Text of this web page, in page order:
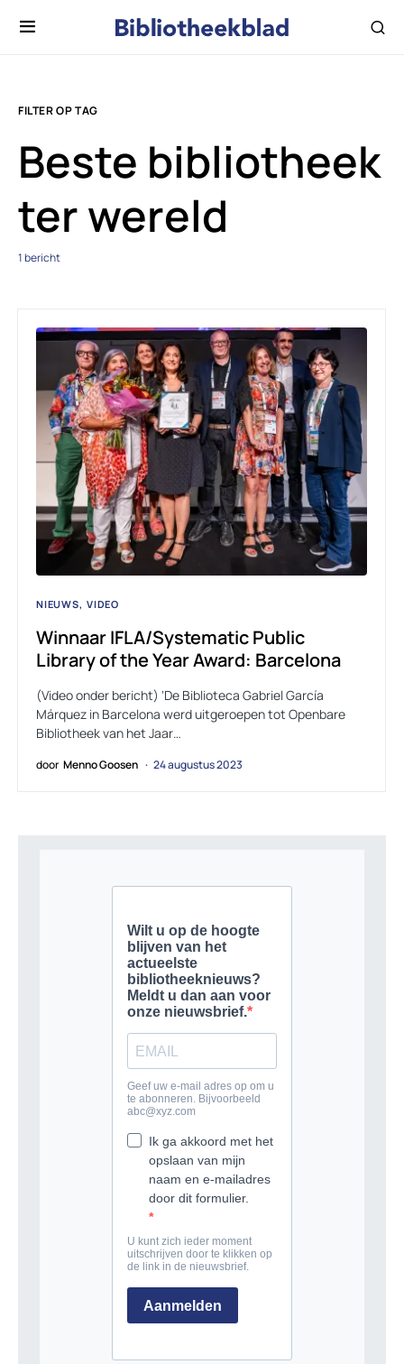
FILTER OP TAG
Beste bibliotheek
ter wereld
1 bericht
NIEUWS VIDEO
Winnaar IFLA/Systematic Public
Library of the Year Award: Barcelona
(Video onder bericht) ‘De Biblioteca Gabriel García
Márquez in Barcelona werd uitgeroepen tot Openbare
Bibliotheek van het Jaar…
door Menno Goosen 24 augustus 2023